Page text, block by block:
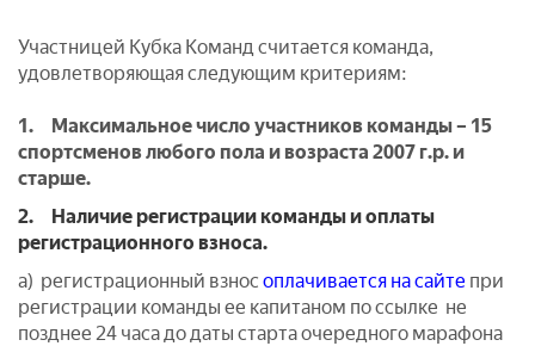
Участницей Кубка Команд считается команда,
удовлетворяющая следующим критериям:
1. Максимальное число участников команды – 15
спортсменов любого пола и возраста 2007 г.р. и
старше.
2. Наличие регистрации команды и оплаты
регистрационного взноса.
а) регистрационный взнос оплачивается на сайте при
регистрации команды ее капитаном по ссылке не
позднее 24 часа до даты старта очередного марафона